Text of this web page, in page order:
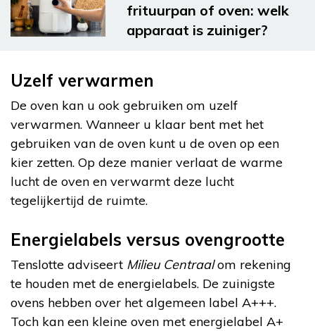
frituurpan of oven: welk
apparaat is zuiniger?
Uzelf verwarmen
De oven kan u ook gebruiken om uzelf
verwarmen. Wanneer u klaar bent met het
gebruiken van de oven kunt u de oven op een
kier zetten. Op deze manier verlaat de warme
lucht de oven en verwarmt deze lucht
tegelijkertijd de ruimte.
Energielabels versus ovengrootte
Tenslotte adviseert Milieu Centraalom rekening
te houden met de energielabels. De zuinigste
ovens hebben over het algemeen label A+++.
Toch kan een kleine oven met energielabel A+